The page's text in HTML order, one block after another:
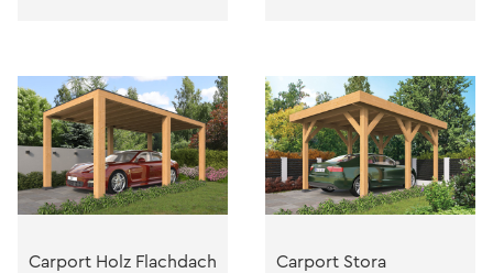
Carport Holz Flachdach
Carport Stora